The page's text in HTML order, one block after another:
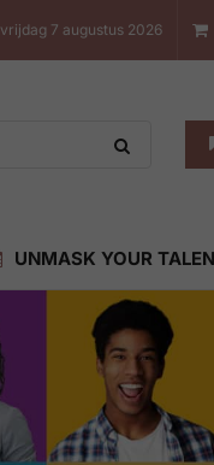
vrijdag 7 augustus 2026
UNMASK YOUR